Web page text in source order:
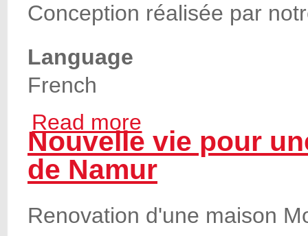
Conception réalisée par
Language
French
Read more
Nouvelle vie pour
de Namur
Renovation d'une maison